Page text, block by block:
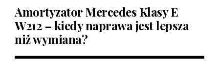
Amortyzator Mercedes Klasy E
W212 – kiedy naprawa jest lepsza
niż wymiana?